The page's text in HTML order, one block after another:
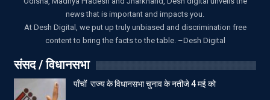
news that is important and impacts you.
At Desh Digital, we put up truly unbiased and discrimination free
content to bring the facts to the table. –Desh Digital
संसद / विधानसभा
पाँचों राज्य के विधानसभा चुनाव के नतीजे 4 मई को